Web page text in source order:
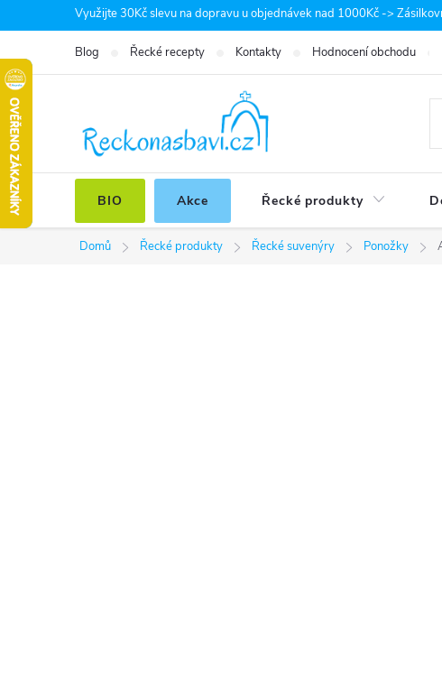
na
obsah
Využijte 30Kč slevu na dopravu u objednávek nad 1000Kč ->
Blog Řecké recepty Kontakty Hodnocení obchodu
BIO Akce Řecké produkty
Domů Řecké produkty Řecké suvenýry Ponožky